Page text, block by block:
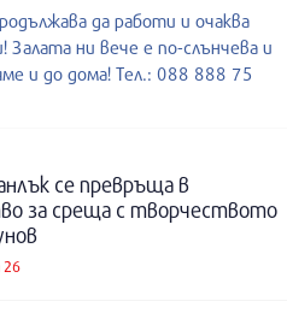
да работи и очаква
Залата ни вече е по-слънчева и
и до дома! Тел.: 088 888 75
се превръща в
за среща с творчеството
26